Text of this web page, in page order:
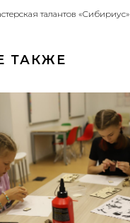
талантов «Сибириус»
ТАКЖЕ